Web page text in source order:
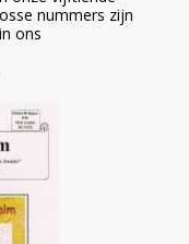
nummers zijn
ons